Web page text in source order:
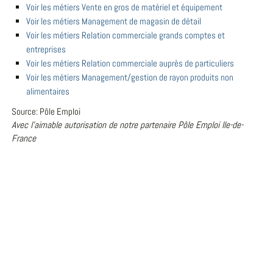
Voir les métiers Vente en gros de matériel et équipement
Voir les métiers Management de magasin de détail
Voir les métiers Relation commerciale grands comptes et
entreprises
Voir les métiers Relation commerciale auprès de particuliers
Voir les métiers Management/gestion de rayon produits non
alimentaires
Source: Pôle Emploi
Avec l'aimable autorisation de notre partenaire Pôle Emploi Ile-de-
France